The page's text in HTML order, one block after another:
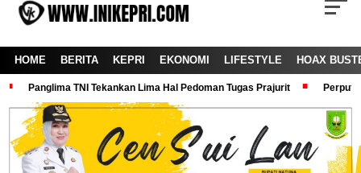
HOME BERITA KEPRI EKONOMI LIFESTYLE HOAX
Panglima TNI Tekankan Lima Hal Pedoman Tugas Prajurit